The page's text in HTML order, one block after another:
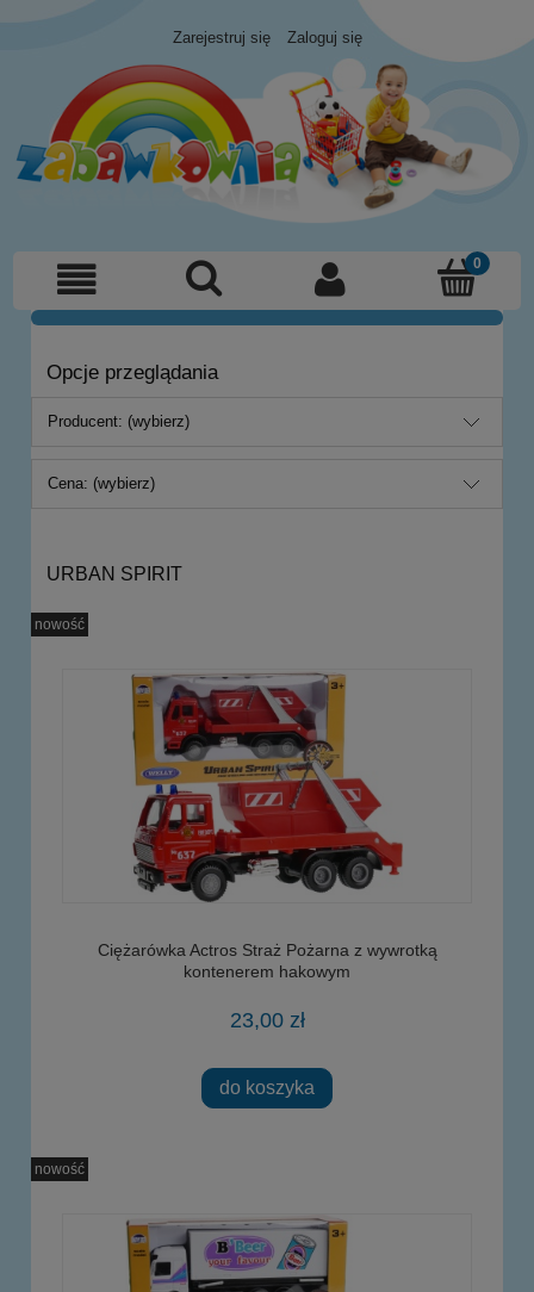
Zarejestruj się Zaloguj się
Opcje przeglądania
Producent: (wybierz)
Cena: (wybierz)
URBAN SPIRIT
Ciężarówka Actros Straż Pożarna z wywrotką
kontenerem hakowym
23,00 zł
do koszyka
nowość
nowość